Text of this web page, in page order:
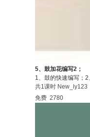
5、鼓加花编写2；
1、鼓的快速编写；
共1课时 New_ly123
免费 2780